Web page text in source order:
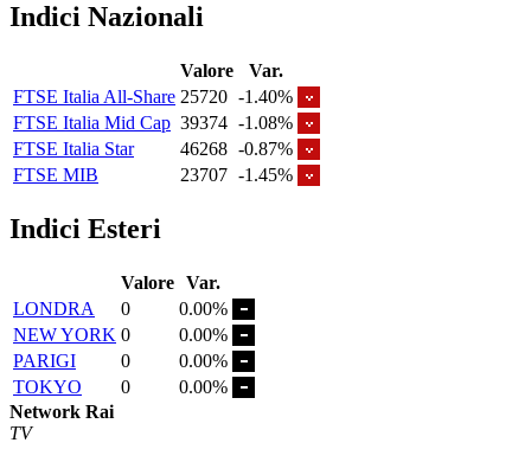
Indici Nazionali
Valore
Var.
FTSE Italia All-Share 25720 -1.40%
FTSE Italia Mid Cap 39374 -1.08%
FTSE Italia Star
46268 -0.87%
FTSE MIB
23707 -1.45%
Indici Esteri
Valore Var.
LONDRA
0
0.00%
NEW YORK 0
0.00%
PARIGI
0
0.00%
TOKYO
0
0.00%
Network Rai
TV